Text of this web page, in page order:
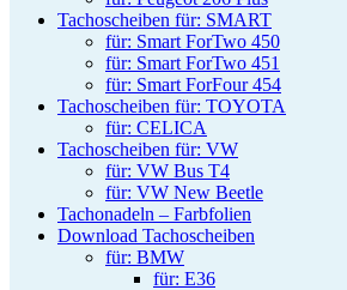
Tachoscheiben für: SMART
für: Smart ForTwo 450
für: Smart ForTwo 451
für: Smart ForFour 454
Tachoscheiben für: TOYOTA
für: CELICA
Tachoscheiben für: VW
für: VW Bus T4
für: VW New Beetle
Tachonadeln – Farbfolien
Download Tachoscheiben
für: BMW
für: E36